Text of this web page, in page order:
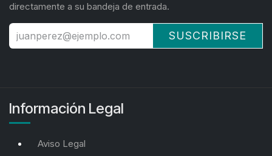
directamente a su bandeja de entrada.
SUSCRIBIRSE
Información Legal
Aviso Legal